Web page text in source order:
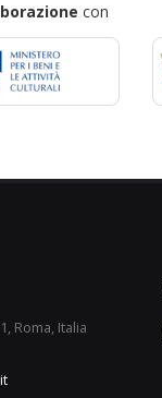
con
Roma, Italia